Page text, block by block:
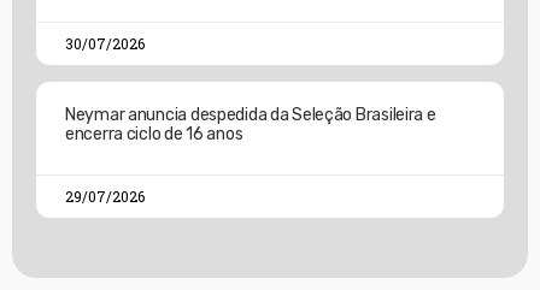
30/07/2026
Neymar anuncia despedida da Seleção Brasileira e
encerra ciclo de 16 anos
29/07/2026